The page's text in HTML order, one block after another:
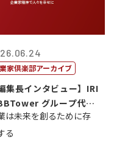
家倶楽部アーカイブ
編集長インタビュー】IRI
グループ代表
は未来を創るために存
る